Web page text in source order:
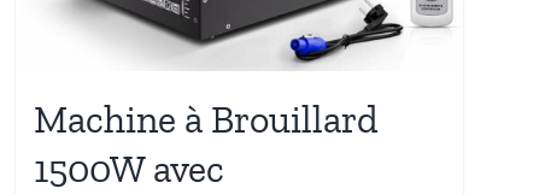
Machine à Brouillard
1500W avec